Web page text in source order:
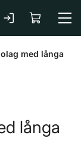
med långa
långa